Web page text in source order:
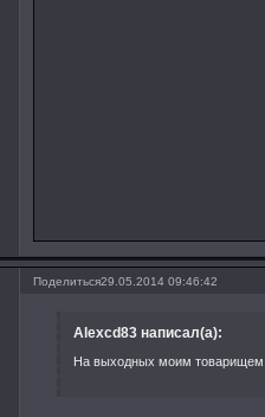
Поделиться29.05.2014 09:46:42
Alexcd83 написал(а):
На выходных моим товарищем